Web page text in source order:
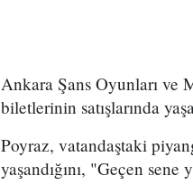
Ankara Şans Oyunları ve
biletlerinin satışlarında
Poyraz, vatandaştaki
yaşandığını, "Geçen